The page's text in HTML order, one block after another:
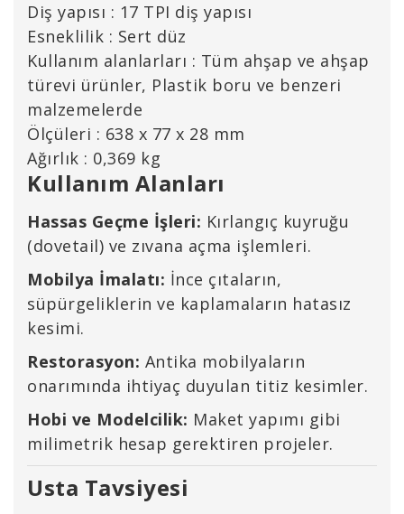
Diş yapısı : 17 TPI diş yapısı
Esneklilik : Sert düz
Kullanım alanlarları : Tüm ahşap ve ahşap
türevi ürünler, Plastik boru ve benzeri
malzemelerde
Ölçüleri : 638 x 77 x 28 mm
Ağırlık : 0,369 kg
Kullanım Alanları
Hassas Geçme İşleri: Kırlangıç kuyruğu
(dovetail) ve zıvana açma işlemleri.
Mobilya İmalatı: İnce çıtaların,
süpürgeliklerin ve kaplamaların hatasız
kesimi.
Restorasyon: Antika mobilyaların
onarımında ihtiyaç duyulan titiz kesimler.
Hobi ve Modelcilik: Maket yapımı gibi
milimetrik hesap gerektiren projeler.
Usta Tavsiyesi